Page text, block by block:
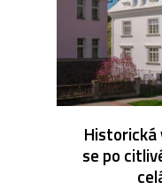
Historická
se po